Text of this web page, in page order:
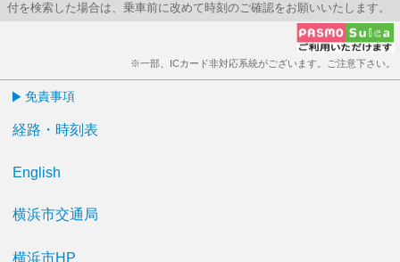
付を検索した場合は、乗車前に改めて時刻のご確認をお願いいたします。
※一部、ICカード非対応系統がございます。ご注意下さい。
免責事項
経路・時刻表
English
横浜市交通局
横浜市HP